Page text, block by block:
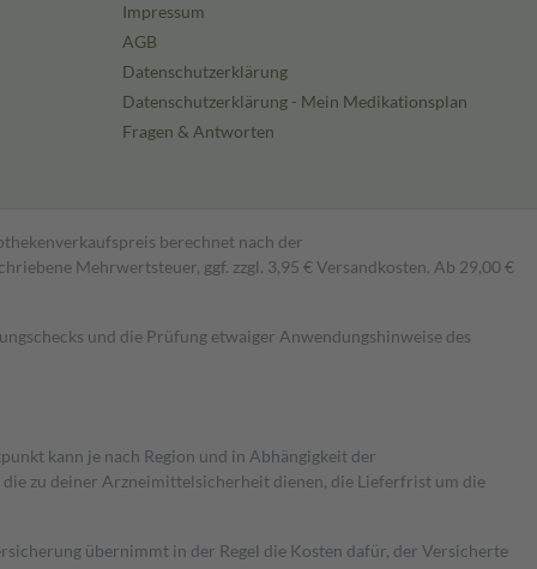
Impressum
AGB
Datenschutzerklärung
Datenschutzerklärung - Mein Medikationsplan
Fragen & Antworten
berechnet nach der
Mehrwertsteuer, ggf. zzgl. 3,95 € Versandkosten. Ab 29,00 €
und die Prüfung etwaiger Anwendungshinweise des
kann je nach Region und in Abhängigkeit der
zu deiner Arzneimittelsicherheit dienen, die Lieferfrist um die
übernimmt in der Regel die Kosten dafür, der Versicherte